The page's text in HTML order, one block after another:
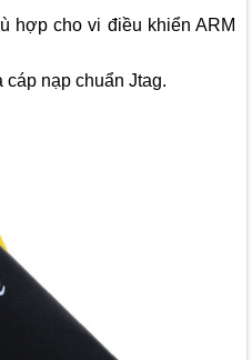
hợp cho vi điều khiển ARM
cáp nạp chuẩn Jtag.